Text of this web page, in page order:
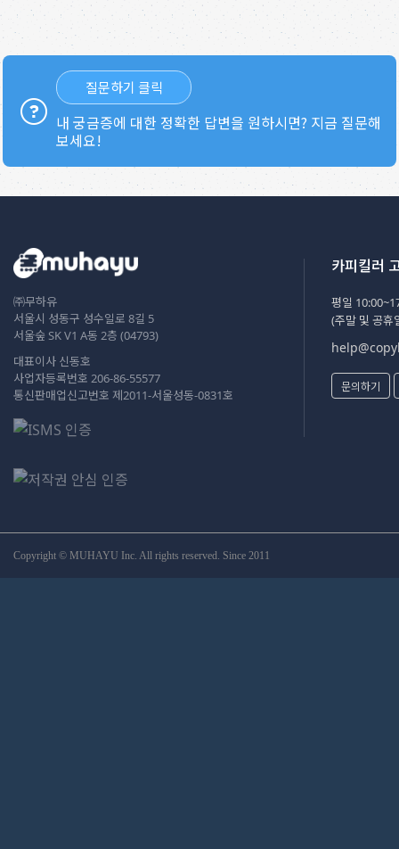
질문하기 클릭
내 궁금증에 대한 정확한 답변을 원하시면? 지금 질문해
보세요!
㈜무하유
서울시 성동구 성수일로 8길 5
서울숲 SK V1 A동 2층 (04793)
대표이사 신동호
사업자등록번호 206-86-55577
통신판매업신고번호 제2011-서울성동-0831호
카피킬러
평일
(주말 및 공휴
문의하기
Copyright © MUHAYU Inc. All rights reserved. Since 2011